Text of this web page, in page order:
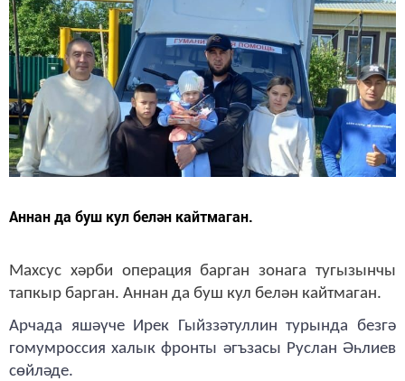
Аннан да буш кул белән кайтмаган.
Махсус хәрби операция барган зонага тугызынчы
тапкыр барган. Аннан да буш кул белән кайтмаган.
Арчада яшәүче Ирек Гыйззәтуллин турында безгә
гомумроссия халык фронты әгъзасы Руслан Әһлиев
сөйләде.